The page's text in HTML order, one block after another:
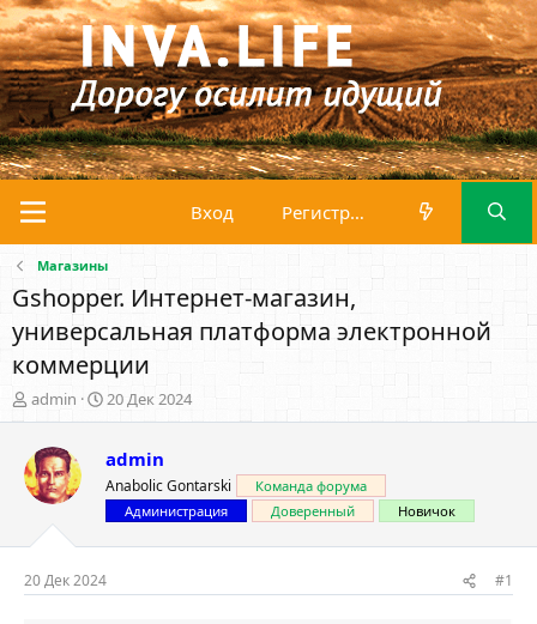
Вход Регистрация
Магазины
Gshopper. Интернет-магазин,
универсальная платформа электронной
коммерции
А
в
о
р
т
м
ы
admin
Д
а
а
н
а
ч
а
а
20 Дек 2024
admin
Anabolic Gontarski
Команда форума
Администрация
Доверенный Новичок
20 Дек 2024 #1